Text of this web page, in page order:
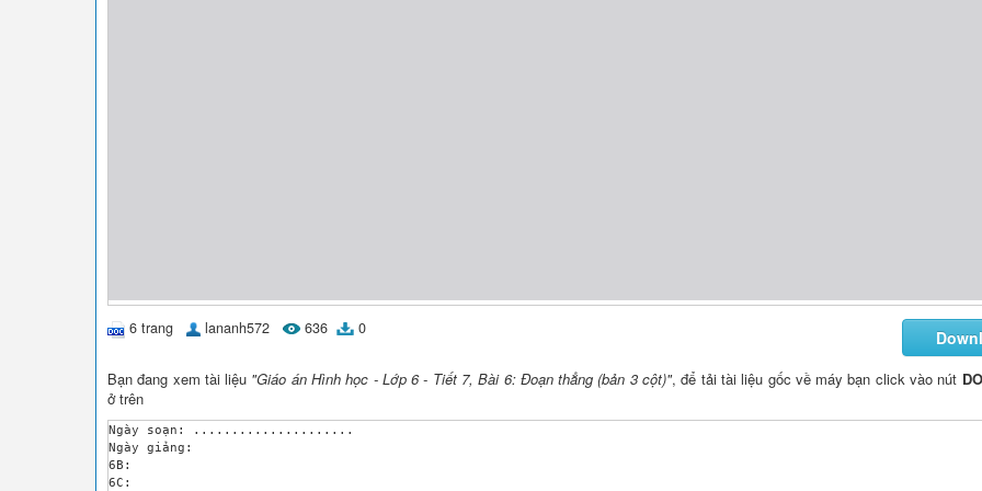
6 trang lananh572 636 0
Bạn đang xem tài liệu "Giáo án Hình học - Lớp 6 - Tiết 7, Bài 6: Đoạn thẳng (bản 3 cột)", để tải tài liệu gốc về máy bạn click vào nút
ở trên
Ngày soạn: .....................
Ngày giảng:
6B:
6C: